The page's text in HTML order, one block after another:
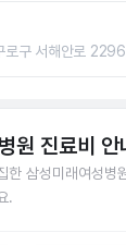
로구 서해안로
원 진료비 안
한 삼성미래여성병
.